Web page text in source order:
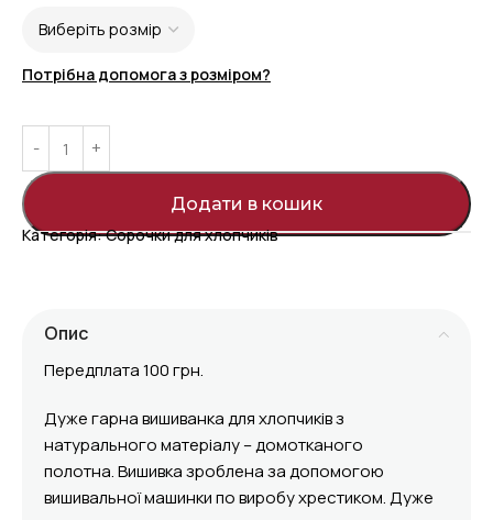
Потрібна допомога з розміром?
Додати в кошик
Категорія:Сорочки для хлопчиків
Опис
Передплата 100 грн.
Дуже гарна вишиванка для хлопчиків з
натурального матеріалу – домотканого
полотна. Вишивка зроблена за допомогою
вишивальної машинки по виробу хрестиком. Дуже